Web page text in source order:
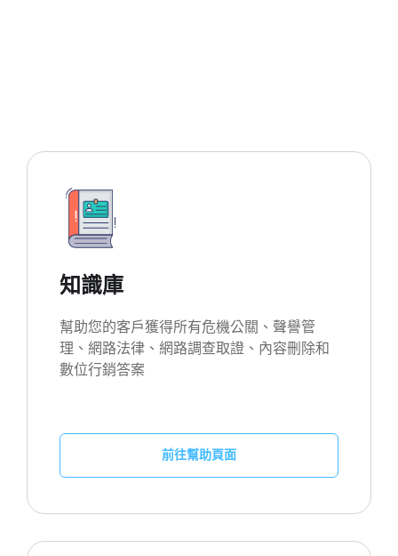
知識庫
幫助您的客戶獲得所有危機公關、聲譽管
理、網路法律、網路調查取證、內容刪除和
數位行銷答案
前往幫助頁面